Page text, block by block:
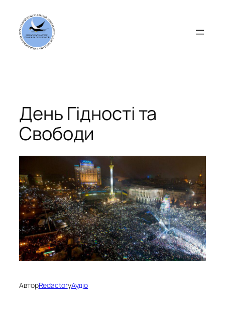
вмісту
День Гідності та
Свободи
АвторRedactorуАудіо